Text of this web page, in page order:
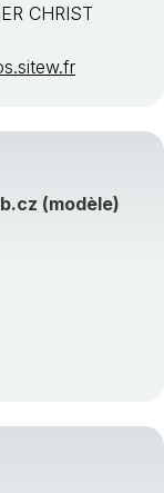
CHRIST
(modèle)